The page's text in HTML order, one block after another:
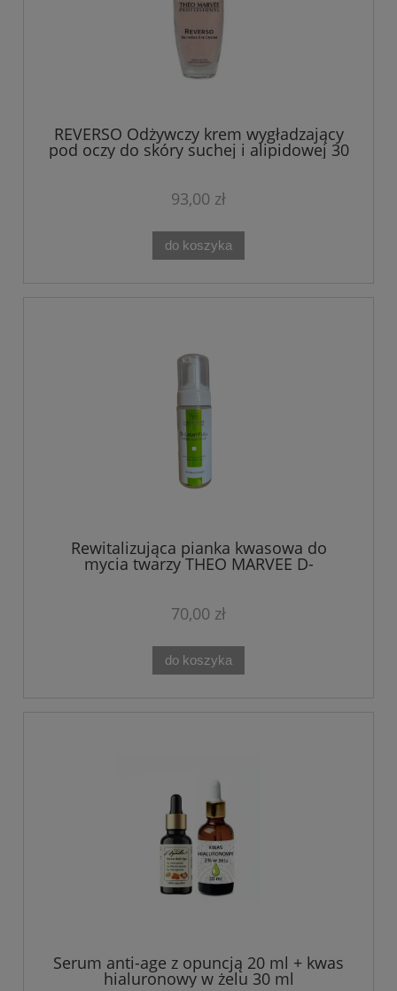
REVERSO Odżywczy krem wygładzający
pod oczy do skóry suchej i alipidowej 30
ml Theo Marvee
93,00 zł
do koszyka
Rewitalizująca pianka kwasowa do
mycia twarzy THEO MARVEE D-
LIGHTFULL GABA ACID FOAM 150 ml
70,00 zł
do koszyka
Serum anti-age z opuncją 20 ml + kwas
hialuronowy w żelu 30 ml